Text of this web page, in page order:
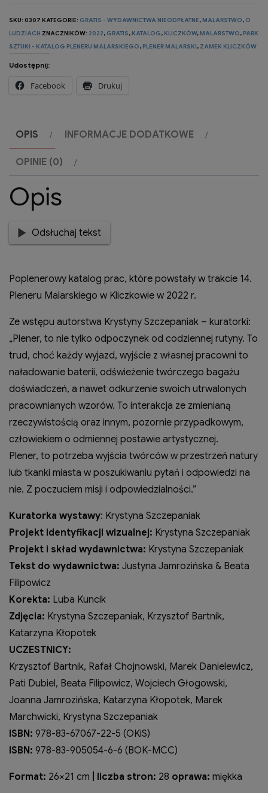
Park
Sztuki
Zamek
Kliczków
Książęcy,
SKU: 0307 KATEGORIE: GRATIS - WYDAWNICTWA NIEODPŁATNE, MALARSTWO, O
LUDZIACH ZNACZNIKÓW: 2022, GRATIS, KATALOG, KLICZKÓW, MALARSTWO, PARK
SZTUKI - KATALOG PLENERU MALARSKIEGO, PLENER MALARSKI, ZAMEK KLICZKÓW
Udostępnij:
Facebook Drukuj
OPIS INFORMACJE DODATKOWE
OPINIE (0)
Opis
Odsłuchaj tekst
Poplenerowy katalog prac, które powstały w trakcie 14.
Pleneru Malarskiego w Kliczkowie w 2022 r.
Ze wstępu autorstwa Krystyny Szczepaniak – kuratorki:
„Plener, to nie tylko odpoczynek od codziennej rutyny. To
trud, choć każdy wyjazd, wyjście z własnej pracowni to
naładowanie baterii, odświeżenie twórczego bagażu
doświadczeń, a nawet odkurzenie swoich utrwalonych
pracownianych wzorów. To interakcja ze zmienianą
rzeczywistością oraz innym, pozornie przypadkowym,
człowiekiem o odmiennej postawie artystycznej.
Plener, to potrzeba wyjścia twórców w przestrzeń natury
lub tkanki miasta w poszukiwaniu pytań i odpowiedzi na
nie. Z poczuciem misji i odpowiedzialności.”
Kuratorka wystawy: Krystyna Szczepaniak
Projekt identyfikacji wizualnej: Krystyna Szczepaniak
Projekt i skład wydawnictwa: Krystyna Szczepaniak
Tekst do wydawnictwa: Justyna Jamrozińska & Beata
Filipowicz
Korekta: Luba Kuncik
Zdjęcia: Krystyna Szczepaniak, Krzysztof Bartnik,
Katarzyna Kłopotek
UCZESTNICY:
Krzysztof Bartnik, Rafał Chojnowski, Marek Danielewicz,
Pati Dubiel, Beata Filipowicz, Wojciech Głogowski,
Joanna Jamrozińska, Katarzyna Kłopotek, Marek
Marchwicki, Krystyna Szczepaniak
ISBN: 978-83-67067-22-5 (OKiS)
ISBN: 978-83-905054-6-6 (BOK-MCC)
Format: 26×21 cm | liczba stron: 28 oprawa: miękka